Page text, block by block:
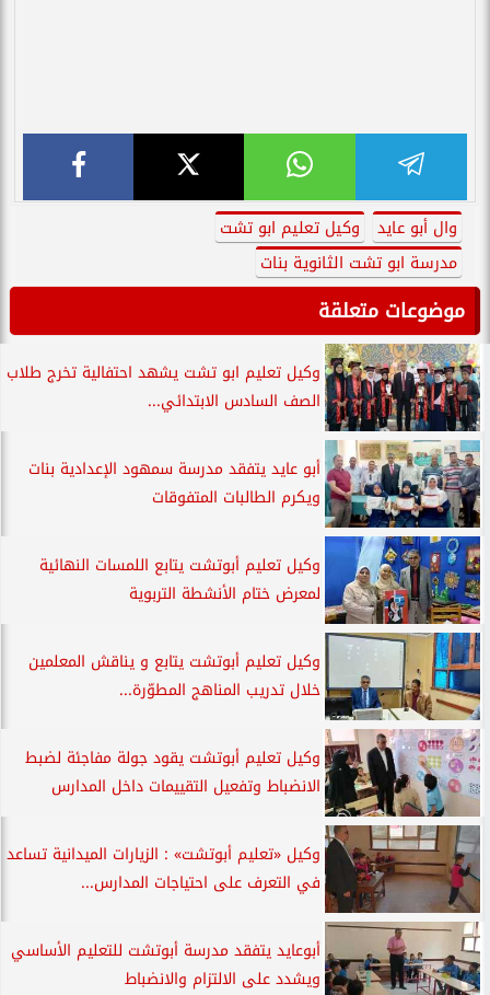
وال أبو عايد
وكيل تعليم ابو تشت
مدرسة ابو تشت الثانوية بنات
موضوعات متعلقة
وكيل تعليم ابو تشت يشهد احتفالية تخرج طلاب
الصف السادس الابتدائي...
أبو عايد يتفقد مدرسة سمهود الإعدادية بنات
ويكرم الطالبات المتفوقات
وكيل تعليم أبوتشت يتابع اللمسات النهائية
لمعرض ختام الأنشطة التربوية
وكيل تعليم أبوتشت يتابع و يناقش المعلمين
خلال تدريب المناهج المطوّرة...
وكيل تعليم أبوتشت يقود جولة مفاجئة لضبط
الانضباط وتفعيل التقييمات داخل المدارس
وكيل «تعليم أبوتشت» : الزيارات الميدانية تساعد
في التعرف على احتياجات المدارس...
أبوعايد يتفقد مدرسة أبوتشت للتعليم الأساسي
ويشدد على الالتزام والانضباط